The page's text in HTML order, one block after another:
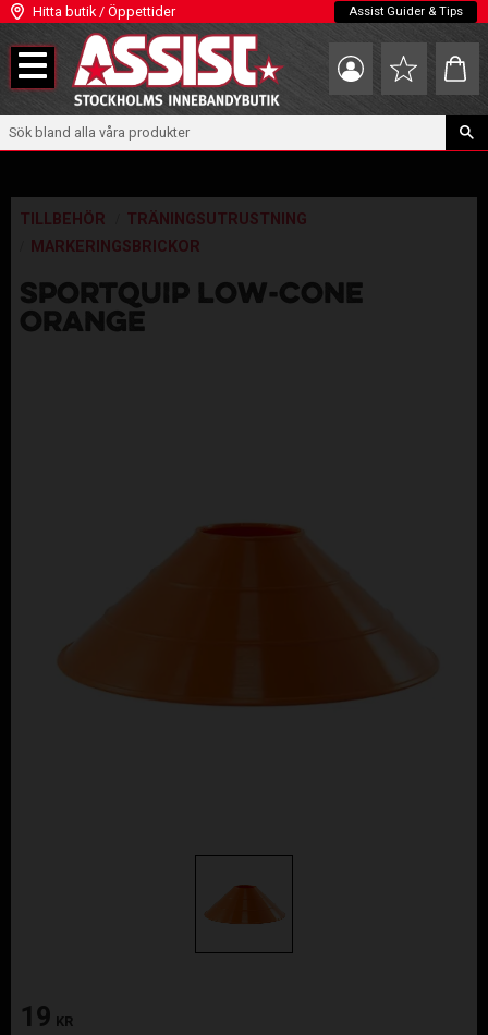
Meny
Hitta butik / Öppettider Assist Guider & Tips
Favoriter
TILLBEHÖR
TRÄNINGSUTRUSTNING
MARKERINGSBRICKOR
SPORTQUIP LOW-CONE
ORANGE
19 KR